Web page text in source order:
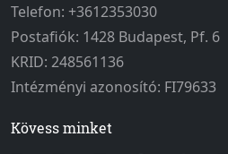
Telefon: +3612353030
Postafiók: 1428 Budapest, Pf. 6
KRID: 248561136
Intézményi azonosító: FI79633
Kövess minket